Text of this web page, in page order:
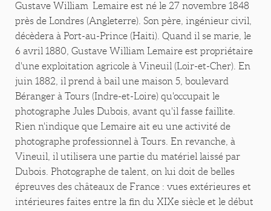
Gustave William Lemaire est né le 27 novembre 1848
près de Londres (Angleterre). Son père, ingénieur civil,
décèdera à Port-au-Prince (Haiti). Quand il se marie, le
6 avril 1880, Gustave William Lemaire est propriétaire
d'une exploitation agricole à Vineuil (Loir-et-Cher). En
juin 1882, il prend à bail une maison 5, boulevard
Béranger à Tours (Indre-et-Loire) qu'occupait le
photographe Jules Dubois, avant qu'il fasse faillite.
Rien n'indique que Lemaire ait eu une activité de
photographe professionnel à Tours. En revanche, à
Vineuil, il utilisera une partie du matériel laissé par
Dubois. Photographe de talent, on lui doit de belles
épreuves des châteaux de France : vues extérieures et
intérieures faites entre la fin du XIXe siècle et le début